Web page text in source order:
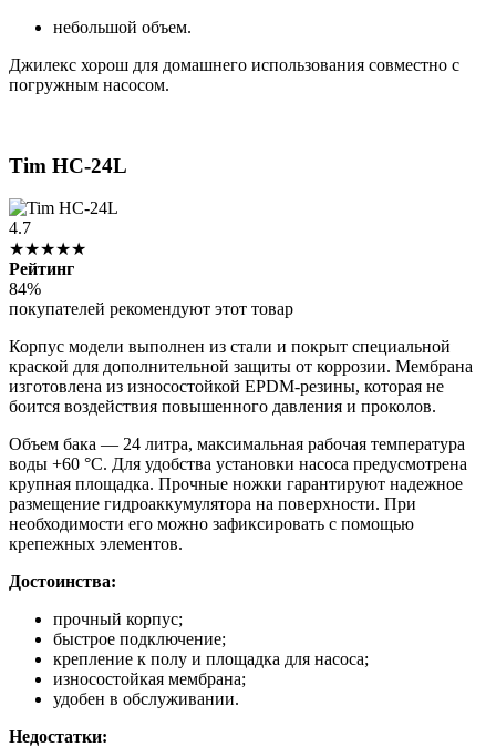
небольшой объем.
Джилекс хорош для домашнего использования совместно с
погружным насосом.
Tim HC-24L
4.7
★★★★★
Рейтинг
84%
покупателей рекомендуют этот товар
Корпус модели выполнен из стали и покрыт специальной
краской для дополнительной защиты от коррозии. Мембрана
изготовлена из износостойкой EPDM-резины, которая не
боится воздействия повышенного давления и проколов.
Объем бака — 24 литра, максимальная рабочая температура
воды +60 °С. Для удобства установки насоса предусмотрена
крупная площадка. Прочные ножки гарантируют надежное
размещение гидроаккумулятора на поверхности. При
необходимости его можно зафиксировать с помощью
крепежных элементов.
Достоинства:
прочный корпус;
быстрое подключение;
крепление к полу и площадка для насоса;
износостойкая мембрана;
удобен в обслуживании.
Недостатки: